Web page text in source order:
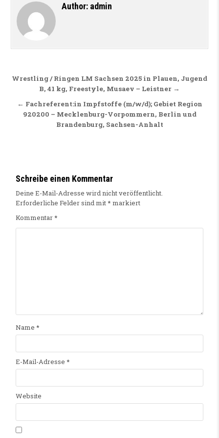
Author: admin
Beitragsnavigation
Wrestling / Ringen LM Sachsen 2025 in Plauen, Jugend
B, 41 kg, Freestyle, Musaev – Leistner →
← Fachreferent:in Impfstoffe (m/w/d); Gebiet Region
920200 – Mecklenburg-Vorpommern, Berlin und
Brandenburg, Sachsen-Anhalt
Schreibe einen Kommentar
Deine E-Mail-Adresse wird nicht veröffentlicht.
Erforderliche Felder sind mit* markiert
Kommentar*
Name *
E-Mail-Adresse *
Website